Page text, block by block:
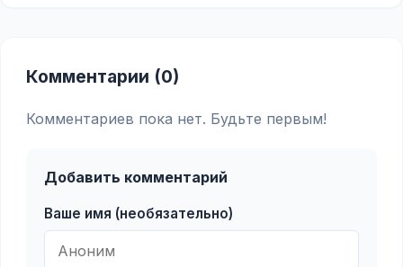
Комментарии (0)
Комментариев пока нет. Будьте первым!
Добавить комментарий
Ваше имя (необязательно)